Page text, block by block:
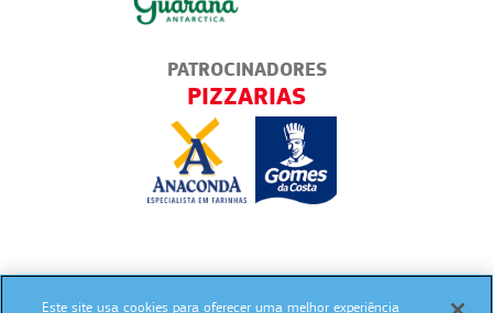
PATROCINADORES
BARES E LANCHONETES
Este site usa cookies para oferecer uma melhor experiência